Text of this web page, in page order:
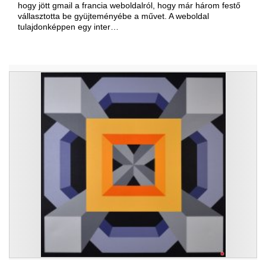
hogy jött gmail a francia weboldalról, hogy már három festő
vállasztotta be gyüjteményébe a művet. A weboldal
tulajdonképpen egy inter…